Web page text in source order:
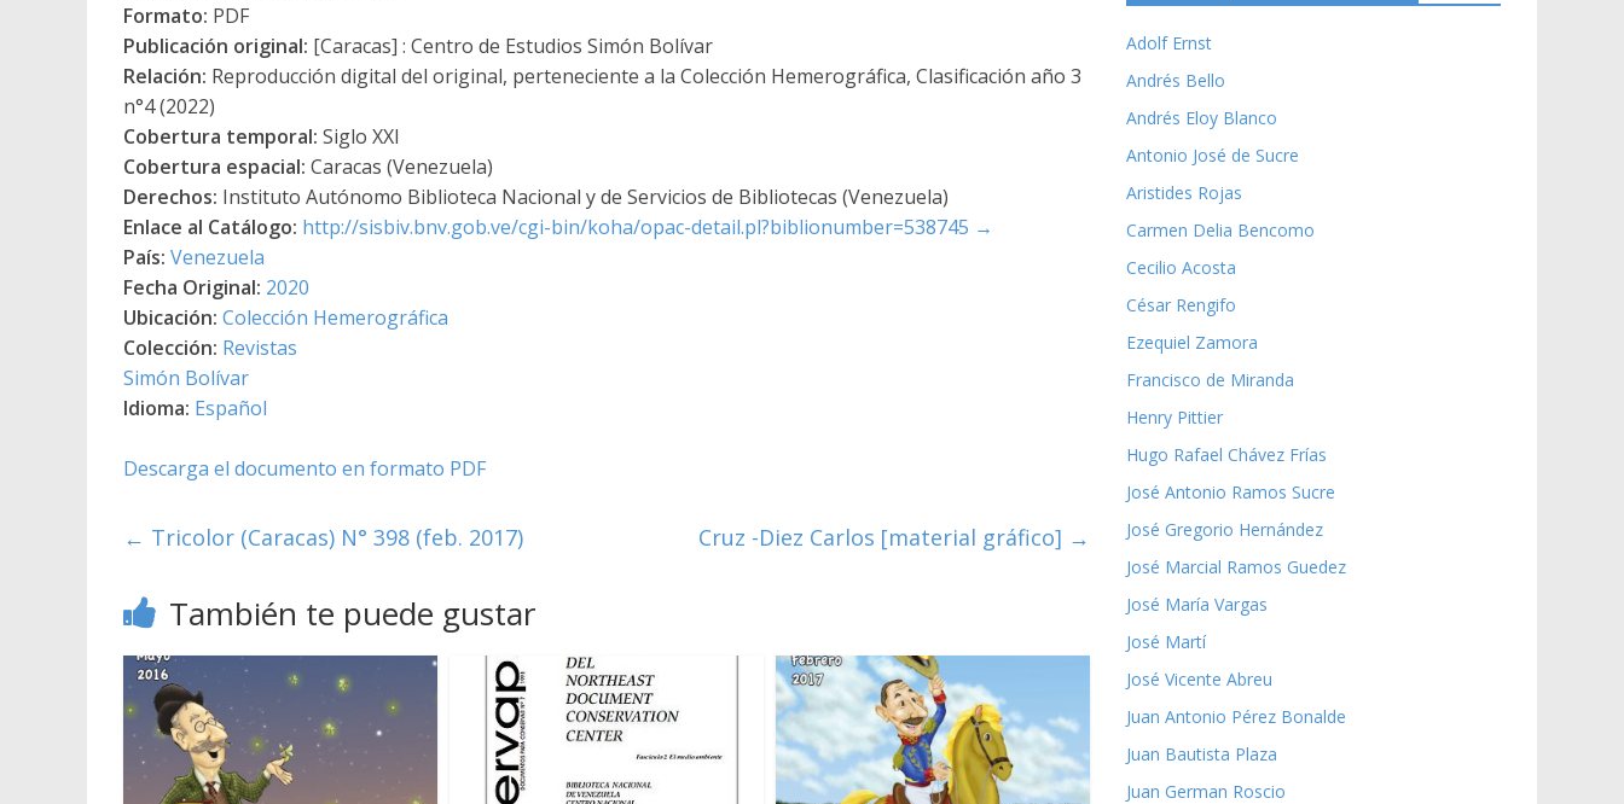
Formato: PDF
Publicación original: [Caracas] : Centro de Estudios Simón Bolívar
Relación: Reproducción digital del original, perteneciente a la Colección Hemerográfica, Clasificación año 3
n°4 (2022)
Cobertura temporal: Siglo XXI
Cobertura espacial: Caracas (Venezuela)
Derechos: Instituto Autónomo Biblioteca Nacional y de Servicios de Bibliotecas (Venezuela)
Enlace al Catálogo: http://sisbiv.bnv.gob.ve/cgi-bin/koha/opac-detail.pl?biblionumber=538745 →
País: Venezuela
Fecha Original: 2020
Ubicación: Colección Hemerográfica
Colección: Revistas
Simón Bolívar
Idioma: Español
Descarga el documento en formato PDF
← Tricolor (Caracas) N° 398 (feb. 2017) Cruz -Diez Carlos [material gráfico] →
También te puede gustar
Adolf Ernst
Andrés Bello
Andrés Eloy Blanco
Antonio José de Sucre
Aristides Rojas
Carmen Delia Bencomo
Cecilio Acosta
César Rengifo
Ezequiel Zamora
Francisco de Miranda
Henry Pittier
Hugo Rafael Chávez Frías
José Antonio Ramos Sucre
José Gregorio Hernández
José Marcial Ramos Guedez
José María Vargas
José Martí
José Vicente Abreu
Juan Antonio Pérez Bonalde
Juan Bautista Plaza
Juan German Roscio